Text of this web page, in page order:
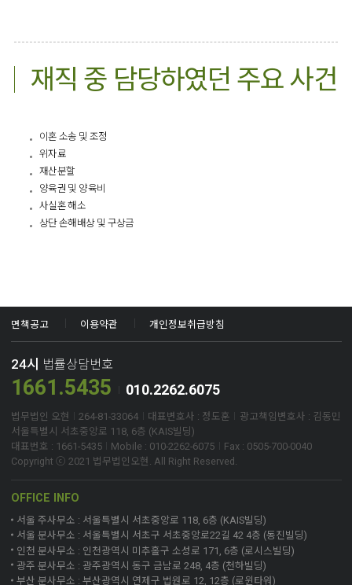
재직 중 담당하였던 주요 사건
이혼 소송 및 조정
위자료
재산분할
양육권 및 양육비
사실혼 해소
상단 손해배상 및 구상금
면책공고 이용약관 개인정보취급방침
24시 법률상담번호
1661.5435 010.2262.6075
법무법인 오현 264-81-33064 대표변호사 : 정도훈
광고책임변호사 : 김동민
서울특별시 서초중앙로 118, 6층 (KAIS빌딩)
대표번호 : 1661-5435
Mobile : 010-2262-6075
Fax : 0505-700-0040
Copyright ⓒ 2021 법무법인오현. All Right Reserved.
OFFICE INFO
서울 주사무소 : 서울특별시 서초중앙로 118, 6층 (KAIS빌딩)
서울 분사무소 : 서울특별시 서초구 서초중앙로22길 42 4층 (동진빌딩)
인천 분사무소 : 인천광역시 미추홀구 소성로 171, 6층 (로시스빌딩)
광주 분사무소 : 광주광역시 동구 금남로 248, 4층 (천하빌딩)
부산 분사무소 : 부산광역시 연제구 법원로 12, 12층 (로윈타워)